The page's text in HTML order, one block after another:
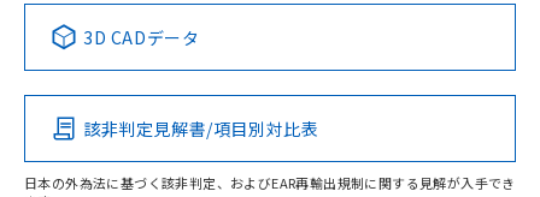
Pb Hg Cd Cr(VI)
O
3D CADデータ
該非判定見解書/項目別対比表
日本の外為法に基づく該非判定、およびEAR再輸出規制に関する見解が入手でき